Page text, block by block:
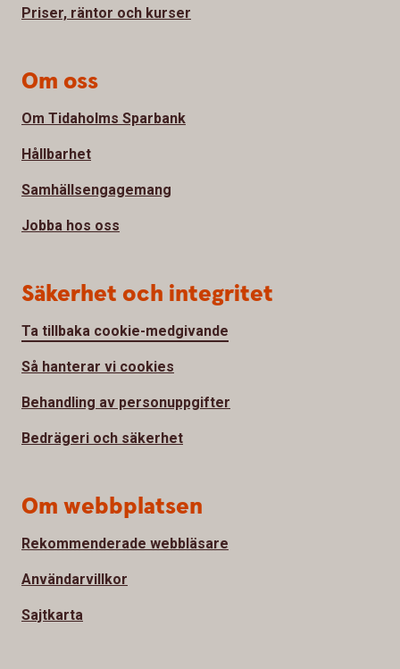
Priser, räntor och kurser
Om oss
Om Tidaholms Sparbank
Hållbarhet
Samhällsengagemang
Jobba hos oss
Säkerhet och integritet
Ta tillbaka cookie-medgivande
Så hanterar vi cookies
Behandling av personuppgifter
Bedrägeri och säkerhet
Om webbplatsen
Rekommenderade webbläsare
Användarvillkor
Sajtkarta